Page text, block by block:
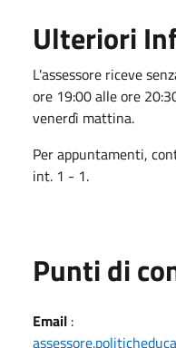
Ulteriori
L'assessore riceve
ore 19:00 alle ore
venerdì mattina.
Per appuntamenti,
int. 1 - 1.
Punti di
Email :